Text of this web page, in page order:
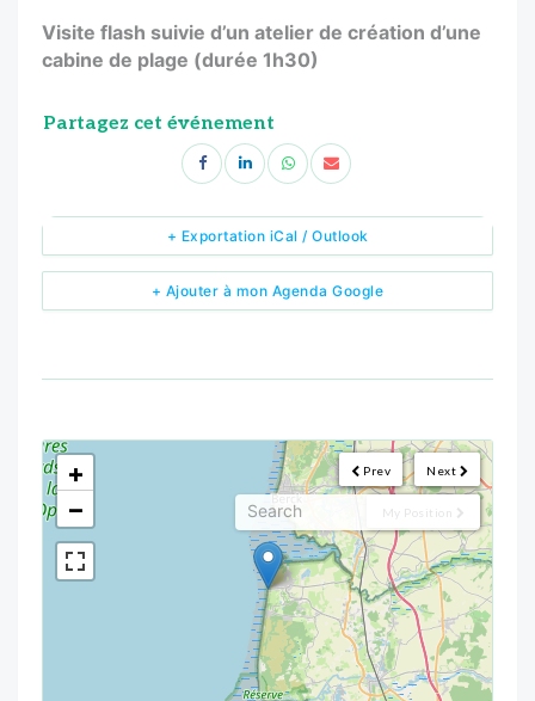
Visite flash suivie d’un atelier de création d’une
cabine de plage (durée 1h30)
Partagez cet événement
+ Ajouter à mon Agenda Google
+ Exportation iCal / Outlook
Next
Prev
My Position
<!---->
+
−